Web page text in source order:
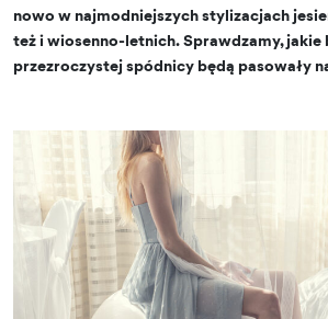
nowo w najmodniejszych stylizacjach
też i wiosenno-letnich. Sprawdzamy, jakie
przezroczystej spódnicy będą pasowały